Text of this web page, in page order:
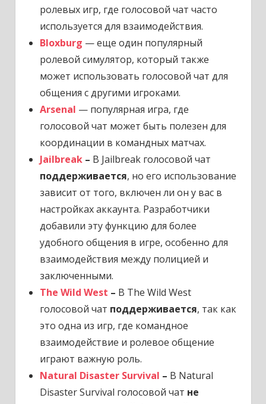
ролевых игр, где голосовой чат часто
используется для взаимодействия.
Bloxburg — еще один популярный
ролевой симулятор, который также
может использовать голосовой чат для
общения с другими игроками.
Arsenal — популярная игра, где
голосовой чат может быть полезен для
координации в командных матчах.
Jailbreak– В Jailbreak голосовой чат
поддерживается, но его использование
зависит от того, включен ли он у вас в
настройках аккаунта. Разработчики
добавили эту функцию для более
удобного общения в игре, особенно для
взаимодействия между полицией и
заключенными.
The Wild West – В The Wild West
голосовой чат поддерживается, так как
это одна из игр, где командное
взаимодействие и ролевое общение
играют важную роль.
Natural Disaster Survival – В Natural
Disaster Survival голосовой чат не